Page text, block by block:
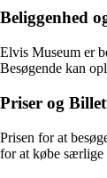
Beliggenhed
Elvis Museum er
Besøgende kan
Priser og
Prisen for at
for at købe særlige